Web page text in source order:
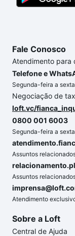
Fale Conosco
Atendimento para
Telefone e
Segunda-feira a
Negociação de
loft.vc/
0800 001 6003
Segunda-feira a
Assuntos
Assuntos
Atendimento
Sobre a Loft
Central de Ajuda